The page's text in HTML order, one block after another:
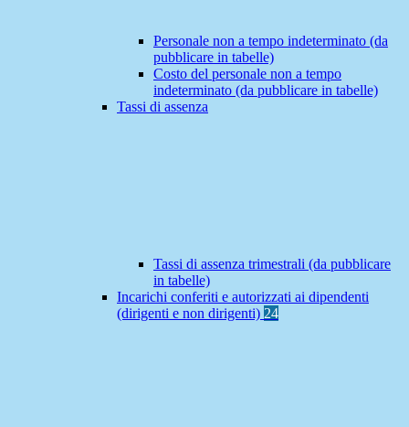
Personale non a tempo indeterminato (da
pubblicare in tabelle)
Costo del personale non a tempo
indeterminato (da pubblicare in tabelle)
Tassi di assenza
Tassi di assenza trimestrali (da pubblicare
in tabelle)
Incarichi conferiti e autorizzati ai dipendenti
(dirigenti e non dirigenti) 24